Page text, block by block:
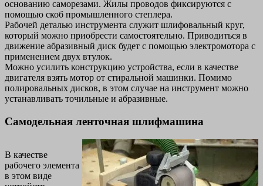
основанию саморезами. Жилы проводов фиксируются с
помощью скоб промышленного степлера.
Рабочей деталью инструмента служит шлифовальный круг,
который можно приобрести самостоятельно. Приводиться в
движение абразивный диск будет с помощью электромотора с
применением двух втулок.
Можно усилить конструкцию устройства, если в качестве
двигателя взять мотор от стиральной машинки. Помимо
полировальных дисков, в этом случае на инструмент можно
устанавливать точильные и абразивные.
Самодельная ленточная шлифмашина
В качестве
рабочего элемента
в этом виде